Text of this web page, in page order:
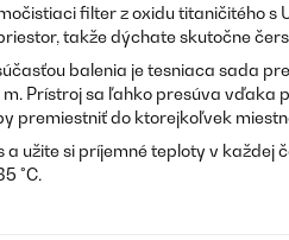
filter z oxidu titaničitého s
takže dýchate skutočne
balenia je tesniaca sada
m. Prístroj sa ľahko presúva vďaka
premiestniť do ktorejkoľvek
a užite si príjemné teploty v
°C.